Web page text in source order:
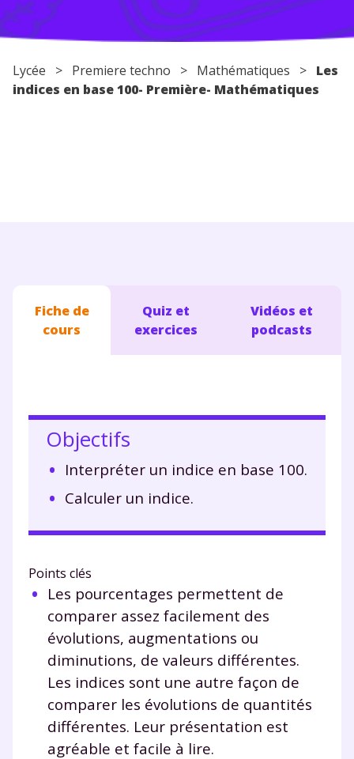
Conseils pour les parents
Lycée > Premiere techno > Mathématiques > Les
indices en base 100- Première- Mathématiques
Fiche de
cours
Quiz et
exercices
Vidéos et
podcasts
Objectifs
Interpréter un indice en base 100.
Calculer un indice.
Points clés
Les pourcentages permettent de
comparer assez facilement des
évolutions, augmentations ou
diminutions, de valeurs différentes.
Les indices sont une autre façon de
comparer les évolutions de quantités
différentes. Leur présentation est
agréable et facile à lire.